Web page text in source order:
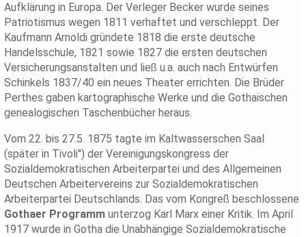
Aufklärung in Europa. Der Verleger Becker wurde seines
Patriotismus wegen 1811 verhaftet und verschleppt. Der
Kaufmann Arnoldi gründete 1818 die erste deutsche
Handelsschule, 1821 sowie 1827 die ersten deutschen
Versicherungsanstalten und ließ u.a. auch nach Entwürfen
Schinkels 1837/40 ein neues Theater errichten. Die Brüder
Perthes gaben kartographische Werke und die Gothaischen
genealogischen Taschenbücher heraus.
Vom 22. bis 27.5. 1875 tagte im Kaltwasserschen Saal
(später in Tivoli") der Vereinigungskongress der
Sozialdemokratischen Arbeiterpartei und des Allgemeinen
Deutschen Arbeitervereins zur Sozialdemokratischen
Arbeiterpartei Deutschlands. Das vom Kongreß beschlossene
Gothaer Programmunterzog Karl Marx einer Kritik. Im April
1917 wurde in Gotha die Unabhängige Sozialdemokratische